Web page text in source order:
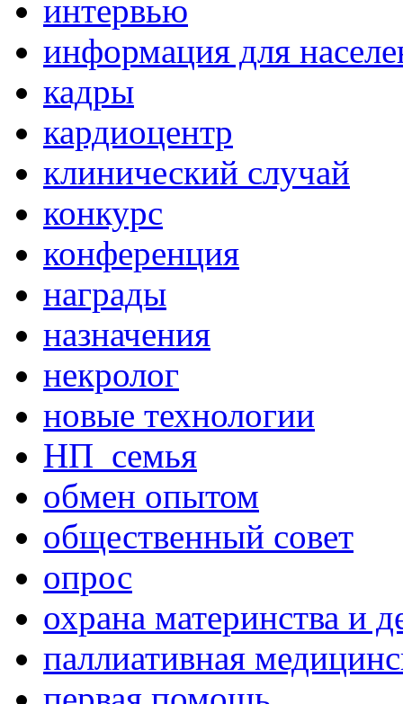
интервью
информация для
кадры
кардиоцентр
клинический случай
конкурс
конференция
награды
назначения
некролог
новые технологии
НП_семья
обмен опытом
общественный совет
опрос
охрана материнства и
паллиативная